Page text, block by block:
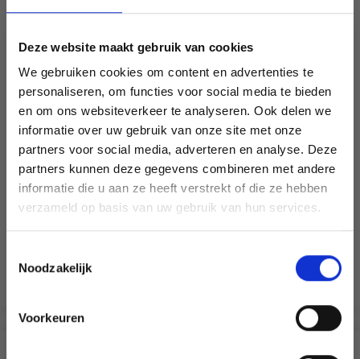
Deze website maakt gebruik van cookies
We gebruiken cookies om content en advertenties te
personaliseren, om functies voor social media te bieden
en om ons websiteverkeer te analyseren. Ook delen we
informatie over uw gebruik van onze site met onze
partners voor social media, adverteren en analyse. Deze
partners kunnen deze gegevens combineren met andere
informatie die u aan ze heeft verstrekt of die ze hebben
verzameld op basis van uw gebruik van hun services.
Noodzakelijk
Voorkeuren
Économisez jusqu'à 50 %
Soyez le premier à connaître nos soldes et